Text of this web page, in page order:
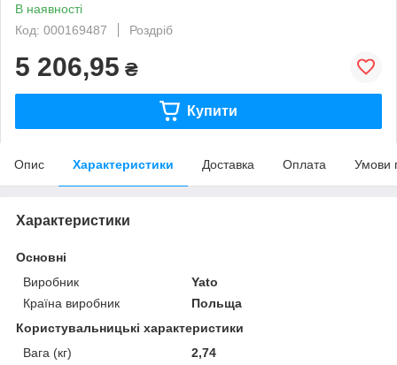
В наявності
Код: 000169487
Роздріб
5 206,95 ₴
Купити
Опис Характеристики Доставка Оплата Умови
Характеристики
Основні
Виробник
Yato
Країна виробник
Польща
Користувальницькі характеристики
Вага (кг)
2,74